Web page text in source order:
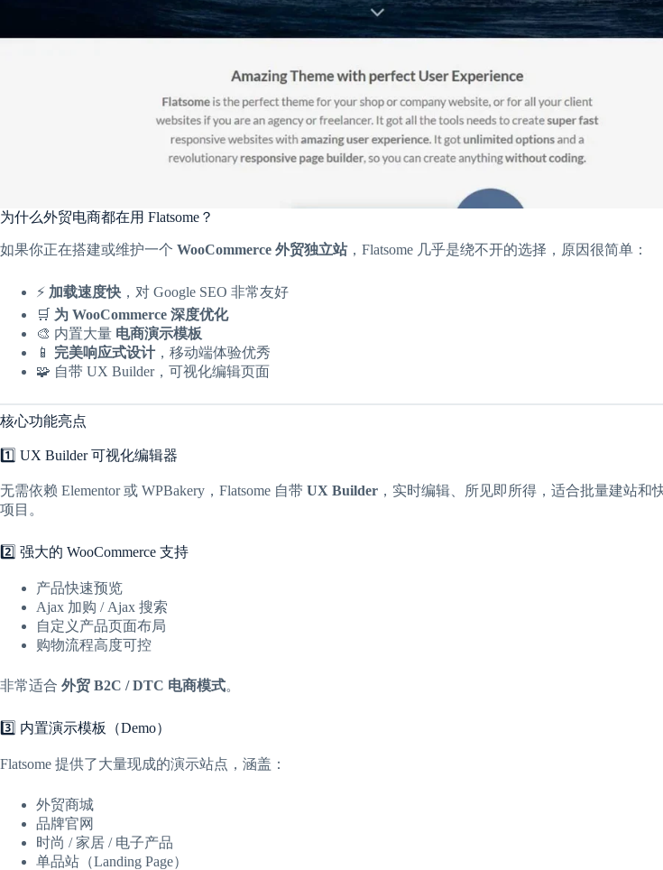
为什么外贸电商都在用 Flatsome？
如果你正在搭建或维护一个 WooCommerce 外贸独立站，Flatsome 几乎是绕不开的选择，原因很简单：
⚡ 加载速度快 ，对 Google SEO 非常友好
🛒 为 WooCommerce 深度优化
🎨 内置大量 电商演示模板
📱 完美响应式设计，移动端体验优秀
🧩 自带 UX Builder，可视化编辑页面
核心功能亮点
1️⃣ UX Builder 可视化编辑器
无需依赖 Elementor 或 WPBakery，Flatsome 自带 UX Builder ，实时编辑、所见即所得，适合批量建站和
项目。
2️⃣ 强大的 WooCommerce 支持
产品快速预览
Ajax 加购 / Ajax 搜索
自定义产品页面布局
购物流程高度可控
非常适合 外贸 B2C / DTC 电商模式。
3️⃣ 内置演示模板（Demo）
Flatsome 提供了大量现成的演示站点，涵盖：
外贸商城
品牌官网
时尚 / 家居 / 电子产品
单品站（Landing Page）